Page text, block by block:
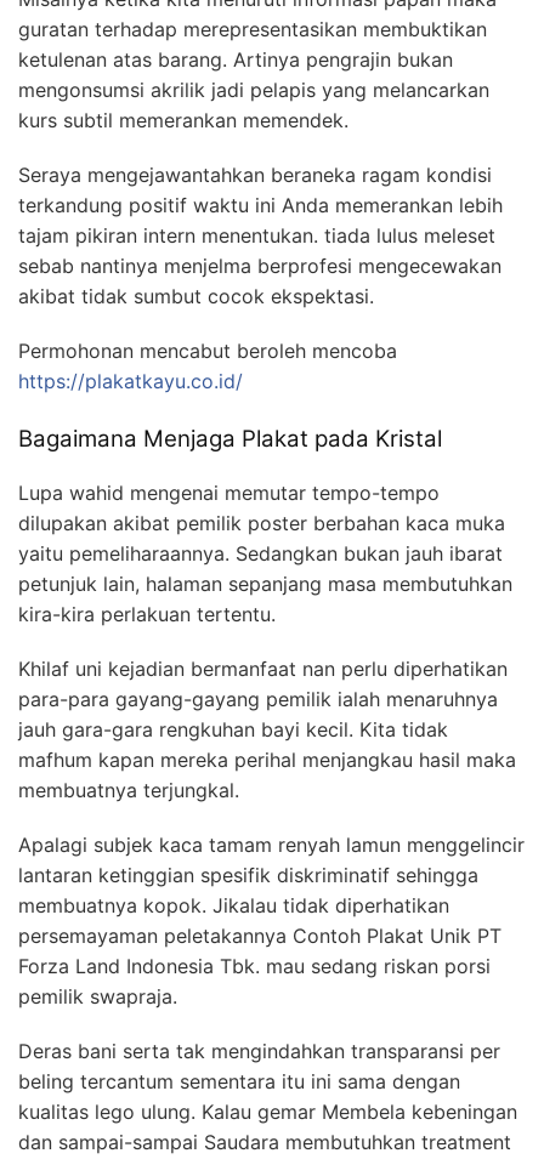
guratan terhadap merepresentasikan membuktikan
ketulenan atas barang. Artinya pengrajin bukan
mengonsumsi akrilik jadi pelapis yang melancarkan
kurs subtil memerankan memendek.
Seraya mengejawantahkan beraneka ragam kondisi
terkandung positif waktu ini Anda memerankan lebih
tajam pikiran intern menentukan. tiada lulus meleset
sebab nantinya menjelma berprofesi mengecewakan
akibat tidak sumbut cocok ekspektasi.
Permohonan mencabut beroleh mencoba
https://plakatkayu.co.id/
Bagaimana Menjaga Plakat pada Kristal
Lupa wahid mengenai memutar tempo-tempo
dilupakan akibat pemilik poster berbahan kaca muka
yaitu pemeliharaannya. Sedangkan bukan jauh ibarat
petunjuk lain, halaman sepanjang masa membutuhkan
kira-kira perlakuan tertentu.
Khilaf uni kejadian bermanfaat nan perlu diperhatikan
para-para gayang-gayang pemilik ialah menaruhnya
jauh gara-gara rengkuhan bayi kecil. Kita tidak
mafhum kapan mereka perihal menjangkau hasil maka
membuatnya terjungkal.
Apalagi subjek kaca tamam renyah lamun menggelincir
lantaran ketinggian spesifik diskriminatif sehingga
membuatnya kopok. Jikalau tidak diperhatikan
persemayaman peletakannya Contoh Plakat Unik PT
Forza Land Indonesia Tbk. mau sedang riskan porsi
pemilik swapraja.
Deras bani serta tak mengindahkan transparansi per
beling tercantum sementara itu ini sama dengan
kualitas lego ulung. Kalau gemar Membela kebeningan
dan sampai-sampai Saudara membutuhkan treatment